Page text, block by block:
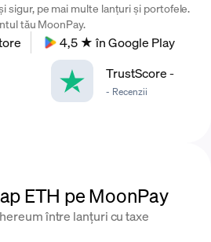
sigur, pe mai multe lanțuri și portofele.
tău MoonPay.
4,5 ★ în Google Play
TrustScore-
- Recenzii
ETH pe MoonPay
între lanțuri cu taxe